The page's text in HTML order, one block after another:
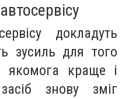
докладуть
зусиль для того
краще і
знову зміг